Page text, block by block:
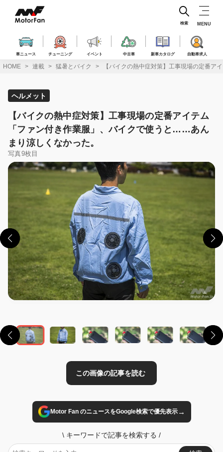
ス
車ニュース チューニング イベント 中古車 新車カタログ 自動車求人
検索 MENU
HOME 連載 猛暑とバイク 【バイクの熱中症対策】工事現場の定番
ヘルメット
【バイクの熱中症対策】工事現場の定番アイテム
「ファン付き作業服」、バイクで使うと……あん
まり涼しくなかった。
写真9枚目
Motor Fan のニュースをGoogle検索で優先表示→
\ キーワードで記事を検索する /